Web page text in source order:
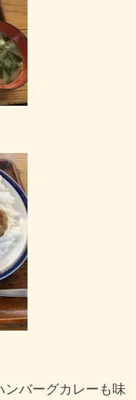
バーグカレーも味